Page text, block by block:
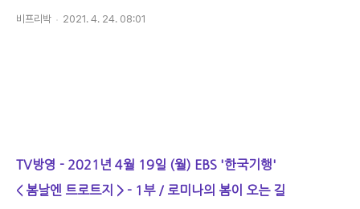
비프리박 2021. 4. 24. 08:01
TV방영 - 2021년 4월 19일 (월) EBS '한국기행'
< 봄날엔 트로트지 > - 1부 / 로미나의 봄이 오는 길